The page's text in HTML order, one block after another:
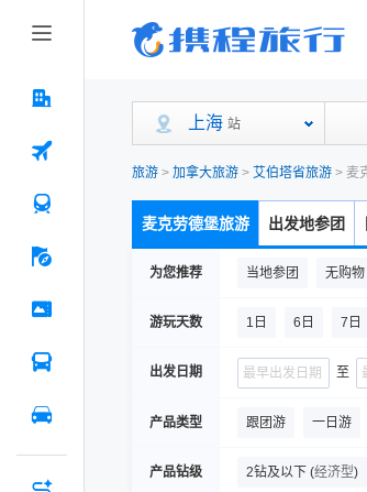
上海 站
旅游 > 加拿大旅游 > 艾伯塔省旅游 > 麦
麦克劳德堡旅游 出发地参团
为您推荐 当地参团 无购物
游玩天数 1日 6日 7日
出发日期 至
产品类型 跟团游 一日游
产品钻级 2钻及以下 (经济型)